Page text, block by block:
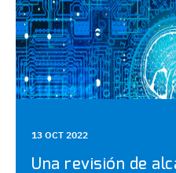
13 OCT 2022
Una revisión de